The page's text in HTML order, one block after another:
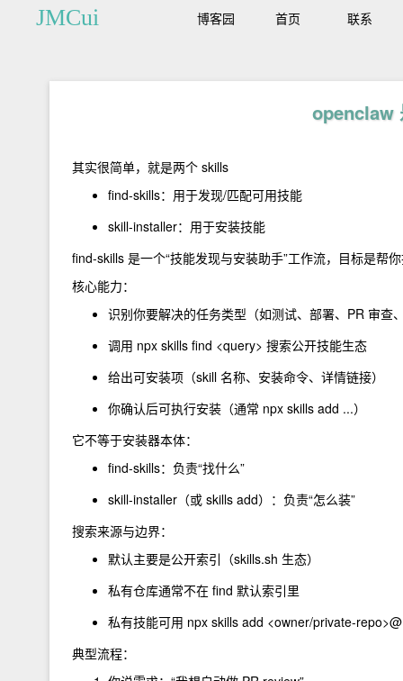
JMCui 博客园 首页 联系
openclaw
其实很简单，就是两个 skills
find-skills：用于发现/匹配可用技能
skill-installer：用于安装技能
find-skills是一个“技能发现与安装助手”工作流，目标是帮
核心能力：
识别你要解决的任务类型（如测试、部署、PR 审查
调用 npx skills find <query> 搜索公开技能生态
给出可安装项（skill 名称、安装命令、详情链接）
你确认后可执行安装（通常 npx skills add ...）
它不等于安装器本体：
find-skills：负责“找什么”
skill-installer（或 skills add）：负责“怎么装”
搜索来源与边界：
默认主要是公开索引（skills.sh 生态）
私有仓库通常不在 find 默认索引里
私有技能可用 npx skills add <owner/private-repo>@
典型流程：